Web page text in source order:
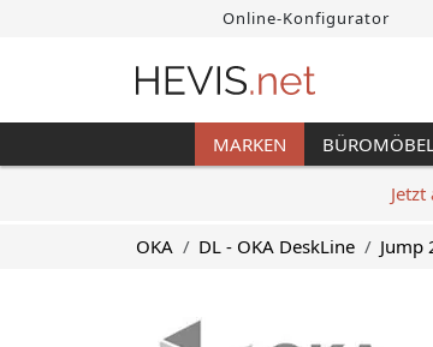
Online-Konfigurator
MARKEN BÜROMÖBEL
OKA DL - OKA DeskLine Jump